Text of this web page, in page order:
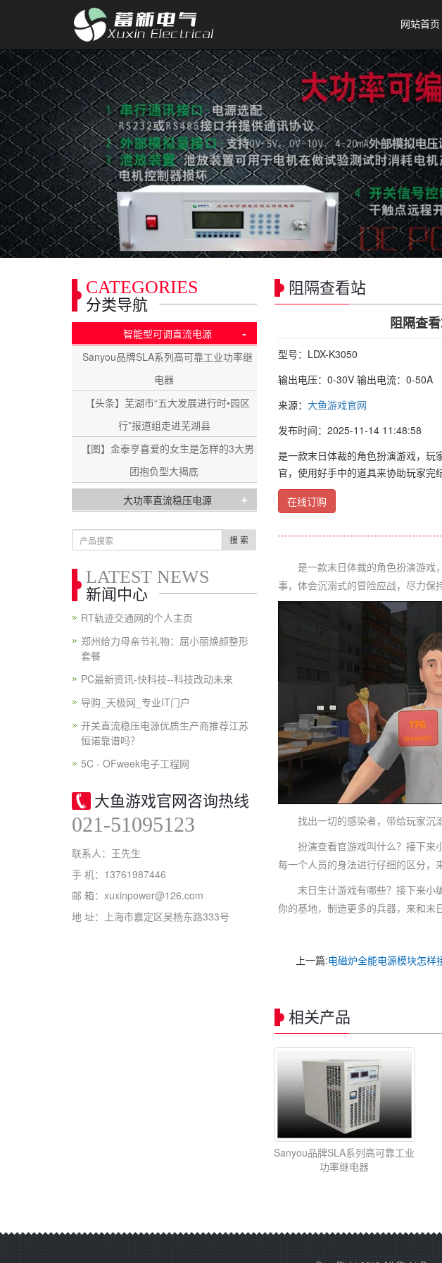
网站首页
阻隔查看站
阻隔查
型号：LDX-K3050
输出电压：0-30V 输出电流：0-50A
来源： 大鱼游戏官网
发布时间：2025-11-14 11:48:58
是一款末日体裁的角色扮演游戏，玩
官，使用好手中的道具来协助玩家完
在线订购
是一款末日体裁的角色扮演游戏，
事，体会沉溺式的冒险应战，尽力保
找出一切的感染者，带给玩家沉溺
扮演查看官游戏叫什么？接下来小
每一个人员的身法进行仔细的区分，
末日生计游戏有哪些？接下来小编
你的基地，制造更多的兵器，来和末
上一篇:电磁炉全能电源模块怎样
相关产品
Sanyou品牌SLA系列高可靠工业
功率继电器
CATEGORIES
分类导航
智能型可调直流电源 -
Sanyou品牌SLA系列高可靠工业功率继
电器
【头条】芜湖市“五大发展进行时•园区
行”报道组走进芜湖县
【图】金泰亨喜爱的女生是怎样的3大男
团抱负型大揭底
大功率直流稳压电源 +
搜 索
LATEST NEWS
新闻中心
RT轨迹交通网的个人主页
郑州给力母亲节礼物：屈小丽焕颜整形
套餐
PC最新资讯-快科技--科技改动未来
导购_天极网_专业IT门户
开关直流稳压电源优质生产商推荐江苏
恒诺靠谱吗？
5C - OFweek电子工程网
大鱼游戏官网咨询热线
021-51095123
联系人：王先生
手 机：13761987446
邮 箱：xuxinpower@126.com
地 址：上海市嘉定区吴杨东路333号